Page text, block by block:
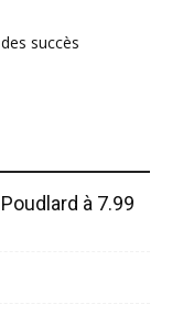
succès
à 7.99